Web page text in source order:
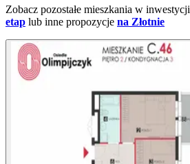
Zobacz pozostałe mieszkania w inwestycji
etap lub inne propozycje na Złotnie